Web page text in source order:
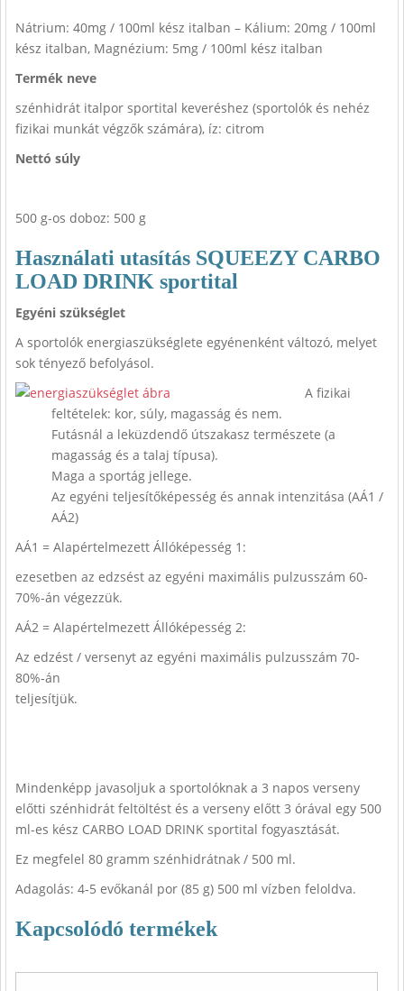
Nátrium: 40mg / 100ml kész italban – Kálium: 20mg / 100ml
kész italban, Magnézium: 5mg / 100ml kész italban
Termék neve
szénhidrát italpor sportital keveréshez (sportolók és nehéz
fizikai munkát végzők számára), íz: citrom
Nettó súly
500 g-os doboz: 500 g
Használati utasítás SQUEEZY CARBO
LOAD DRINK sportital
Egyéni szükséglet
A sportolók energiaszükséglete egyénenként változó, melyet
sok tényező befolyásol.
A fizikai
feltételek: kor, súly, magasság és nem.
Futásnál a leküzdendő útszakasz természete (a
magasság és a talaj típusa).
Maga a sportág jellege.
Az egyéni teljesítőképesség és annak intenzitása (AÁ1 /
AÁ2)
AÁ1 = Alapértelmezett Állóképesség 1:
ezesetben az edzsést az egyéni maximális pulzusszám 60-
70%-án végezzük.
AÁ2 = Alapértelmezett Állóképesség 2:
Az edzést / versenyt az egyéni maximális pulzusszám 70-
80%-án
teljesítjük.
Mindenképp javasoljuk a sportolóknak a 3 napos verseny
előtti szénhidrát feltöltést és a verseny előtt 3 órával egy 500
ml-es kész CARBO LOAD DRINK sportital fogyasztását.
Ez megfelel 80 gramm szénhidrátnak / 500 ml.
Adagolás: 4-5 evőkanál por (85 g) 500 ml vízben feloldva.
Kapcsolódó termékek